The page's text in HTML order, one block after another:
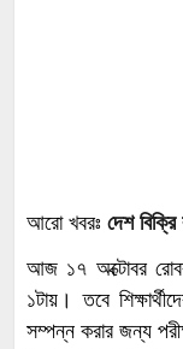
আরো খবরঃ দেশ
আজ ১৭ অক্টোবর
১টায়। তবে
সম্পন্ন করার জন্য